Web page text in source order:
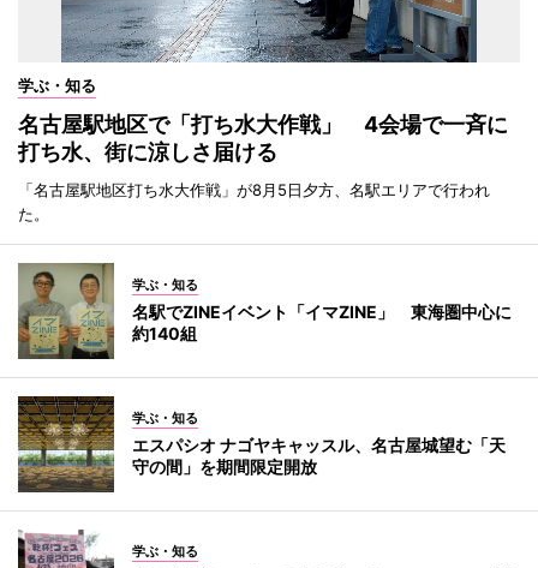
学ぶ・知る
名古屋駅地区で「打ち水大作戦」 4会場で一斉に
打ち水、街に涼しさ届ける
「名古屋駅地区打ち水大作戦」が8月5日夕方、名駅エリアで行われ
た。
学ぶ・知る
名駅でZINEイベント「イマZINE」 東海圏中心に
約140組
学ぶ・知る
エスパシオ ナゴヤキャッスル、名古屋城望む「天
守の間」を期間限定開放
学ぶ・知る